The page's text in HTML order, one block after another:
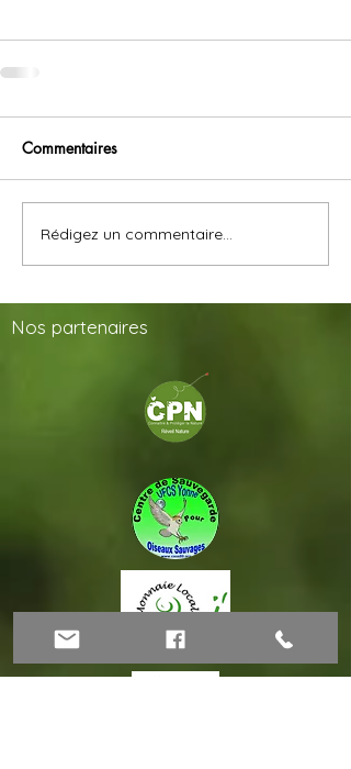
Commentaires
Rédigez un commentaire...
Nos partenaires